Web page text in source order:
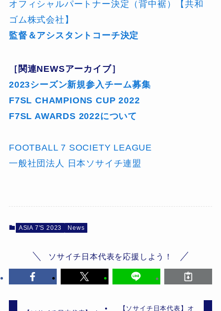
オフィシャルパートナー決定（背中裾）【共和
ゴム株式会社】
監督＆アシスタントコーチ決定
［関連NEWSアーカイブ］
2023シーズン新規参入チーム募集
F7SL CHAMPIONS CUP 2022
F7SL AWARDS 2022について
FOOTBALL 7 SOCIETY LEAGUE
一般社団法人 日本ソサイチ連盟
ASIA 7'S 2023 News
ソサイチ日本代表を応援しよう！
【ソサイチ日本代表】オ